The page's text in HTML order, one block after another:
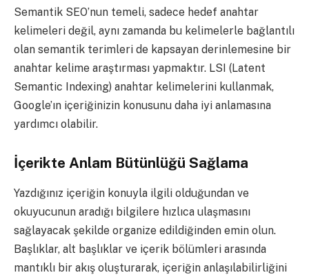
Semantik SEO’nun temeli, sadece hedef anahtar
kelimeleri değil, aynı zamanda bu kelimelerle bağlantılı
olan semantik terimleri de kapsayan derinlemesine bir
anahtar kelime araştırması yapmaktır. LSI (Latent
Semantic Indexing) anahtar kelimelerini kullanmak,
Google’ın içeriğinizin konusunu daha iyi anlamasına
yardımcı olabilir.
İçerikte Anlam Bütünlüğü Sağlama
Yazdığınız içeriğin konuyla ilgili olduğundan ve
okuyucunun aradığı bilgilere hızlıca ulaşmasını
sağlayacak şekilde organize edildiğinden emin olun.
Başlıklar, alt başlıklar ve içerik bölümleri arasında
mantıklı bir akış oluşturarak, içeriğin anlaşılabilirliğini